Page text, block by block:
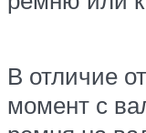
В отличие
момент с